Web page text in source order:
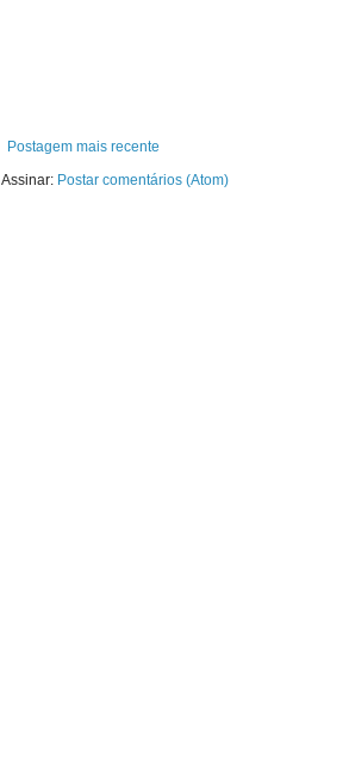
Postagem mais recente
Assinar: Postar comentários (Atom)